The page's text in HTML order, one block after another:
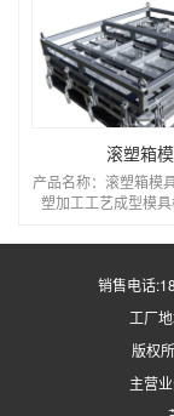
滚塑箱
产品名称：滚塑箱模
塑加工工艺成型模
销售电话
工厂
版权
主营业